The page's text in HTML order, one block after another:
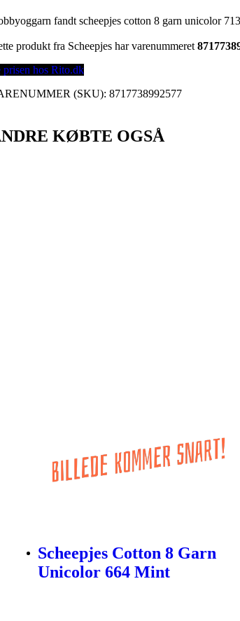
fandt scheepjes cotton 8 garn unicolor
produkt fra Scheepjes har varenummeret
prisen hos Rito.dk
(SKU):8717738992577
KØBTE OGSÅ
Scheepjes Cotton 8 Garn
Unicolor 664 Mint